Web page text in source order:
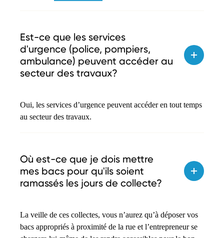
Est-ce que les services
d'urgence (police, pompiers,
ambulance) peuvent accéder au
secteur des travaux?
Oui, les services d’urgence peuvent accéder en tout temps
au secteur des travaux.
Où est-ce que je dois mettre
mes bacs pour qu'ils soient
ramassés les jours de collecte?
La veille de ces collectes, vous n’aurez qu’à déposer vos
bacs appropriés à proximité de la rue et l’entrepreneur se